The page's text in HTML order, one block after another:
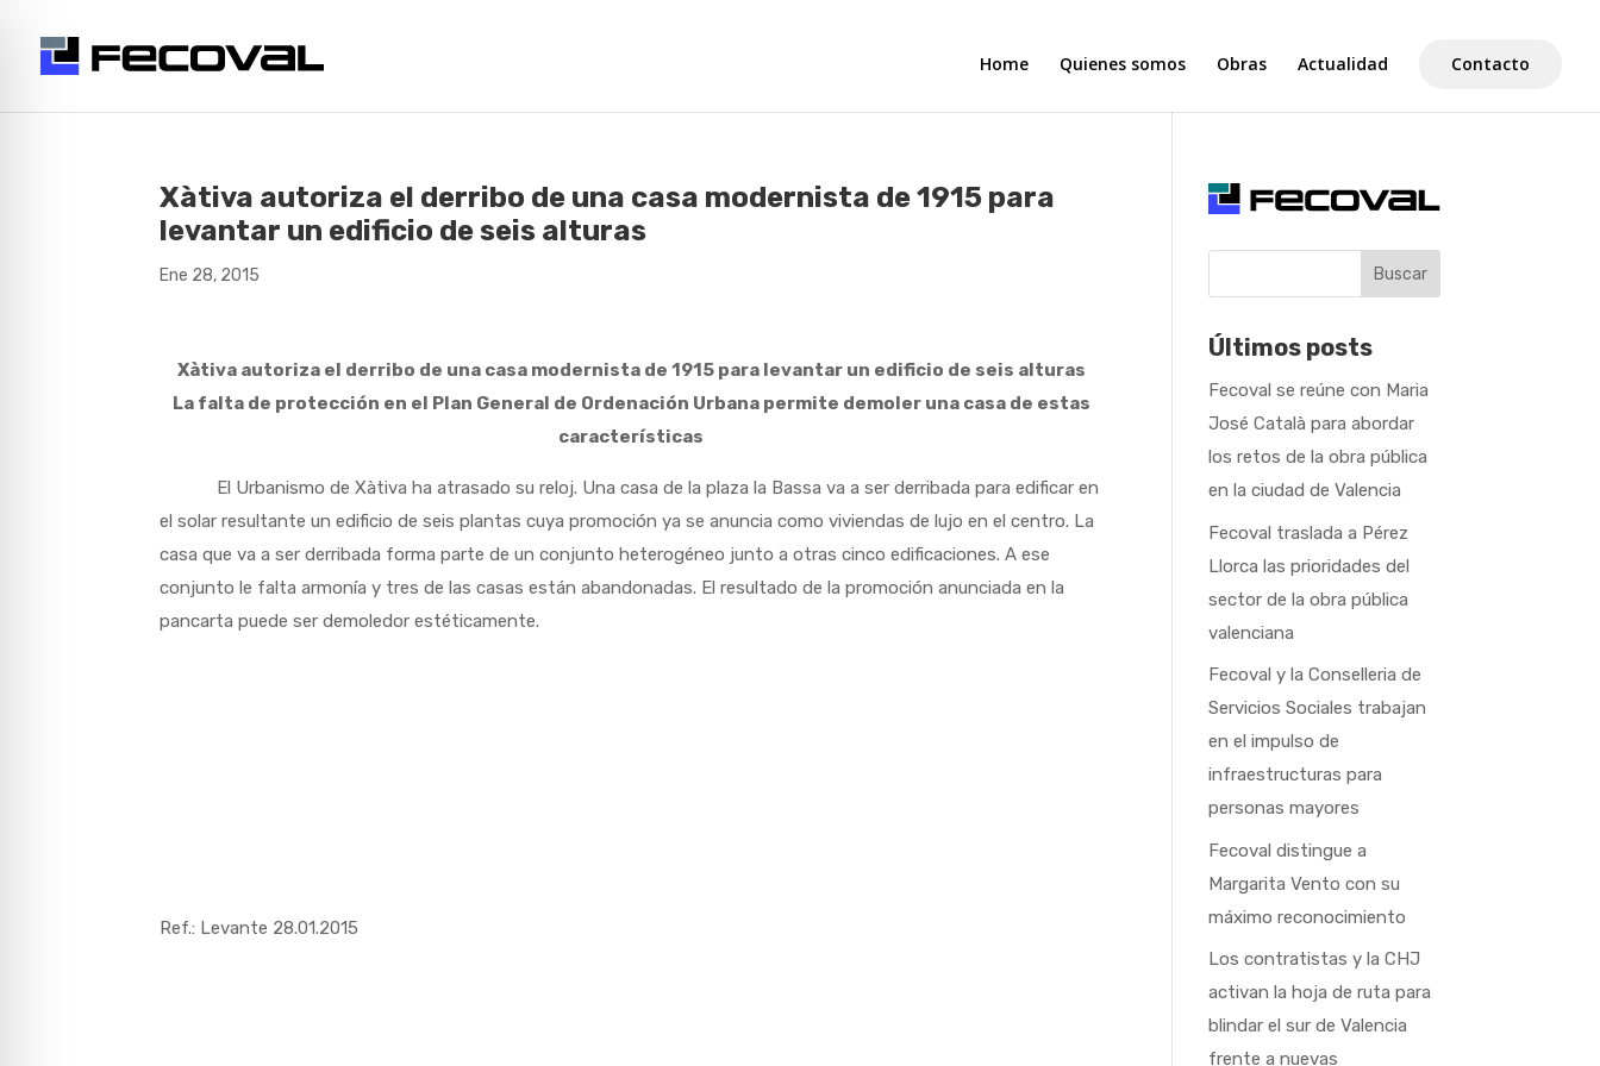
Home Quienes somos Obras Actualidad Contacto
Xàtiva autoriza el derribo de una casa modernista de 1915 para
levantar un edificio de seis alturas
Ene 28, 2015
Xàtiva autoriza el derribo de una casa modernista de 1915 para levantar un edificio de seis alturas
La falta de protección en el Plan General de Ordenación Urbana permite demoler una casa de estas
características
El Urbanismo de Xàtiva ha atrasado su reloj. Una casa de la plaza la Bassa va a ser derribada para edificar en
el solar resultante un edificio de seis plantas cuya promoción ya se anuncia como viviendas de lujo en el centro. La
casa que va a ser derribada forma parte de un conjunto heterogéneo junto a otras cinco edificaciones. A ese
conjunto le falta armonía y tres de las casas están abandonadas. El resultado de la promoción anunciada en la
pancarta puede ser demoledor estéticamente.
Ref.: Levante 28.01.2015
Buscar
Últimos posts
Fecoval se reúne con Maria
José Català para abordar
los retos de la obra pública
en la ciudad de Valencia
Fecoval traslada a Pérez
Llorca las prioridades del
sector de la obra pública
valenciana
Fecoval y la Conselleria de
Servicios Sociales trabajan
en el impulso de
infraestructuras para
personas mayores
Fecoval distingue a
Margarita Vento con su
máximo reconocimiento
Los contratistas y la CHJ
activan la hoja de ruta para
blindar el sur de Valencia
frente a nuevas